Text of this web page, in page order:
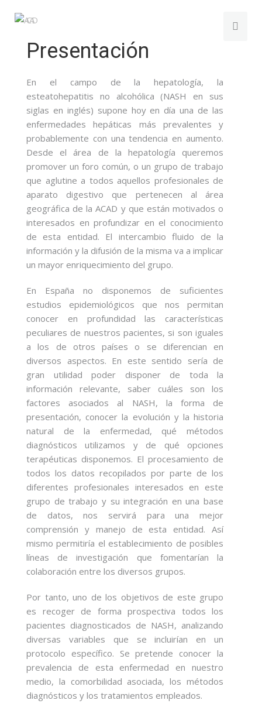
Presentación
En el campo de la hepatología, la
esteatohepatitis no alcohólica (NASH en sus
siglas en inglés) supone hoy en día una de las
enfermedades hepáticas más prevalentes y
probablemente con una tendencia en aumento.
Desde el área de la hepatología queremos
promover un foro común, o un grupo de trabajo
que aglutine a todos aquellos profesionales de
aparato digestivo que pertenecen al área
geográfica de la ACAD y que están motivados o
interesados en profundizar en el conocimiento
de esta entidad. El intercambio fluido de la
información y la difusión de la misma va a implicar
un mayor enriquecimiento del grupo.
En España no disponemos de suficientes
estudios epidemiológicos que nos permitan
conocer en profundidad las características
peculiares de nuestros pacientes, si son iguales
a los de otros países o se diferencian en
diversos aspectos. En este sentido sería de
gran utilidad poder disponer de toda la
información relevante, saber cuáles son los
factores asociados al NASH, la forma de
presentación, conocer la evolución y la historia
natural de la enfermedad, qué métodos
diagnósticos utilizamos y de qué opciones
terapéuticas disponemos. El procesamiento de
todos los datos recopilados por parte de los
diferentes profesionales interesados en este
grupo de trabajo y su integración en una base
de datos, nos servirá para una mejor
comprensión y manejo de esta entidad. Así
mismo permitiría el establecimiento de posibles
líneas de investigación que fomentarían la
colaboración entre los diversos grupos.
Por tanto, uno de los objetivos de este grupo
es recoger de forma prospectiva todos los
pacientes diagnosticados de NASH, analizando
diversas variables que se incluirían en un
protocolo específico. Se pretende conocer la
prevalencia de esta enfermedad en nuestro
medio, la comorbilidad asociada, los métodos
diagnósticos y los tratamientos empleados.